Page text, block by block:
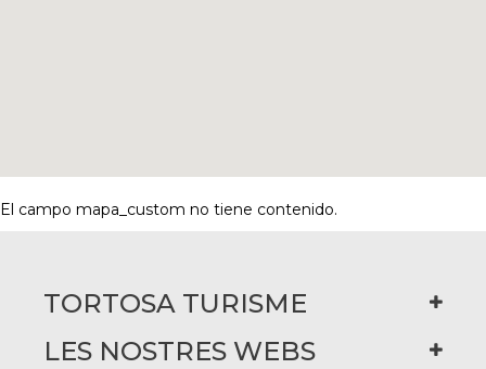
El campo mapa_custom no tiene contenido.
TORTOSA TURISME
LES NOSTRES WEBS